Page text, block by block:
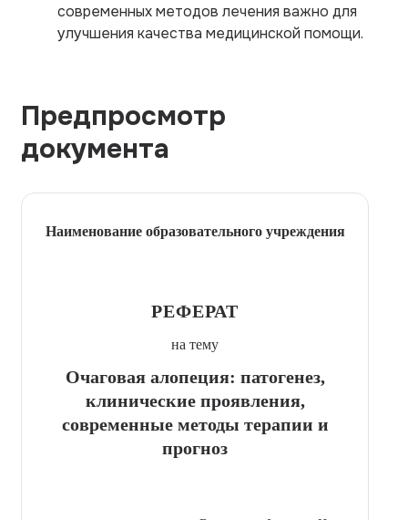
современных методов лечения важно для
улучшения качества медицинской помощи.
Предпросмотр
документа
Наименование образовательного учреждения
РЕФЕРАТ
на тему
Очаговая алопеция: патогенез,
клинические проявления,
современные методы терапии и
прогноз